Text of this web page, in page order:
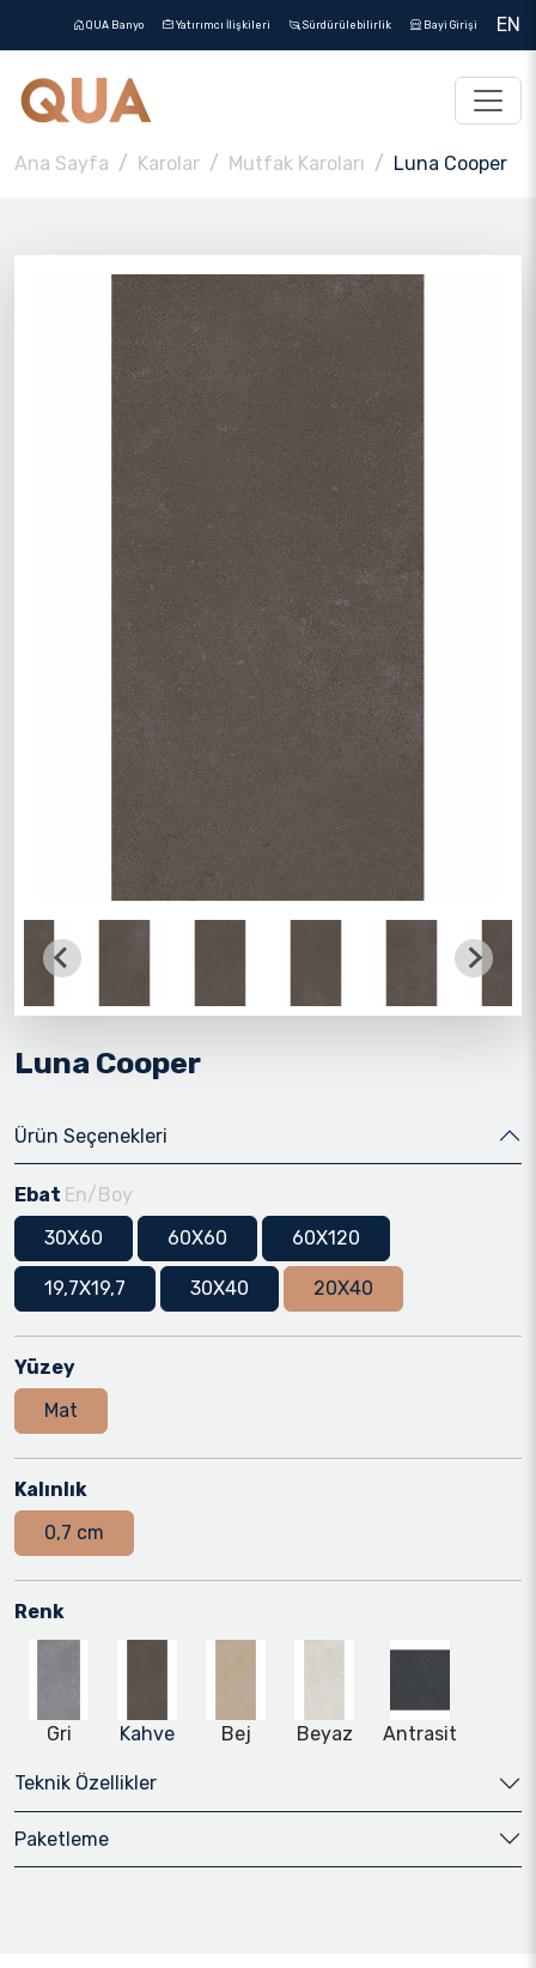
QUA Banyo Yatırımcı İlişkileri Sürdürülebilirlik Bayi Girişi EN
Ana Sayfa Karolar Mutfak Karoları Luna Cooper
Luna Cooper
Ürün Seçenekleri
Ebat En/Boy
30X60
60X60 60X120
19,7X19,7 30X40 20X40
Yüzey
Mat
Kalınlık
0,7 cm
Renk
Gri Kahve Bej Beyaz Antrasit
Teknik Özellikler
Paketleme